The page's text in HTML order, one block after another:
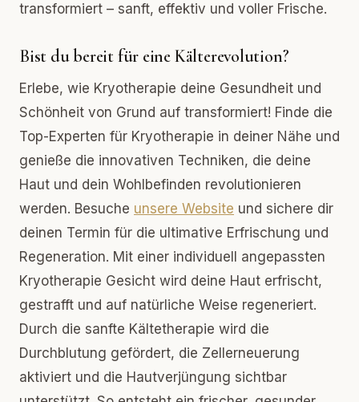
transformiert – sanft, effektiv und voller Frische.
Bist du bereit für eine Kälterevolution?
Erlebe, wie Kryotherapie deine Gesundheit und
Schönheit von Grund auf transformiert! Finde die
Top-Experten für Kryotherapie in deiner Nähe und
genieße die innovativen Techniken, die deine
Haut und dein Wohlbefinden revolutionieren
werden. Besuche unsere Website und sichere dir
deinen Termin für die ultimative Erfrischung und
Regeneration. Mit einer individuell angepassten
Kryotherapie Gesicht wird deine Haut erfrischt,
gestrafft und auf natürliche Weise regeneriert.
Durch die sanfte Kältetherapie wird die
Durchblutung gefördert, die Zellerneuerung
aktiviert und die Hautverjüngung sichtbar